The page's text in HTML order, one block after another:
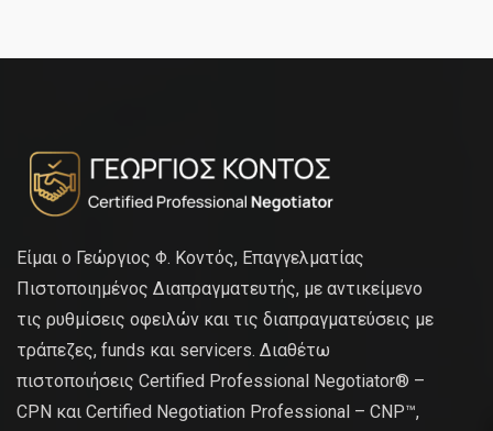
Είμαι ο Γεώργιος Φ. Κοντός, Επαγγελματίας
Πιστοποιημένος Διαπραγματευτής, με αντικείμενο
τις ρυθμίσεις οφειλών και τις διαπραγματεύσεις με
τράπεζες, funds και servicers. Διαθέτω
πιστοποιήσεις Certified Professional Negotiator® –
CPN και Certified Negotiation Professional – CNP™,